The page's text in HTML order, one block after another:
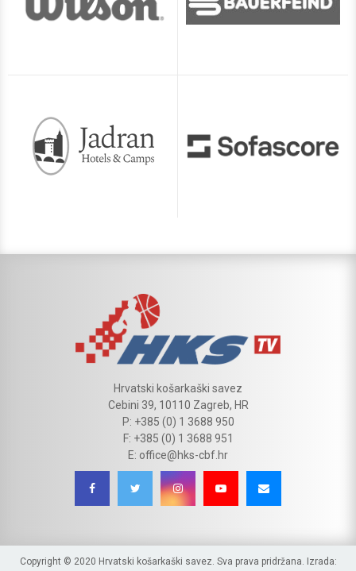
Hrvatski košarkaški savez
Cebini 39, 10110 Zagreb, HR
P: +385 (0) 1 3688 950
F: +385 (0) 1 3688 951
E: office@hks-cbf.hr
Copyright © 2020 Hrvatski košarkaški savez. Sva prava pridržana. Izrada: